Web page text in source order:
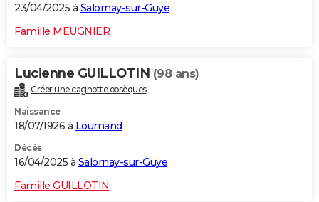
23/04/2025 à Salornay-sur-Guye
Famille MEUGNIER
Lucienne GUILLOTIN (98 ans)
Créer une cagnotte obsèques
Naissance
18/07/1926 à Lournand
Décès
16/04/2025 à Salornay-sur-Guye
Famille GUILLOTIN